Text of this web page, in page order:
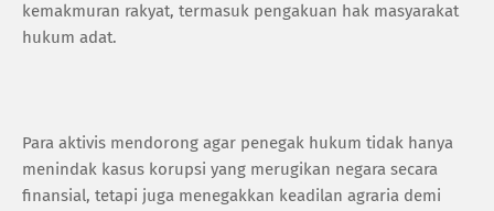
kemakmuran rakyat, termasuk pengakuan hak masyarakat
hukum adat.
Para aktivis mendorong agar penegak hukum tidak hanya
menindak kasus korupsi yang merugikan negara secara
finansial, tetapi juga menegakkan keadilan agraria demi